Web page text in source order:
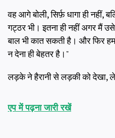
वह आगे बोली, सिर्फ़ धागा ही
गट्ठर भी। इतना ही नहीं अगर मैं
बाल भी कात सकती है। और फिर
न देना ही बेहतर है।"
लड़के ने हैरानी से लड़की को देखा,
एप में पढ़ना जारी रखें